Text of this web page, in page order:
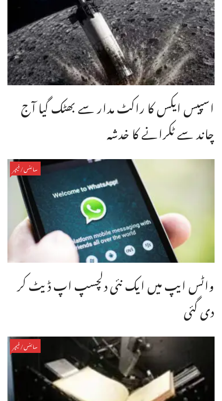
اسپیس ایکس کا راکٹ مدار سے بھٹک گیا آج
چاند سے ٹکرانے کا خدشہ
سائنس/فیچر
واٹس ایپ میں ایک نئی دلچسپ اپ ڈیٹ کر
دی گئی
سائنس/فیچر